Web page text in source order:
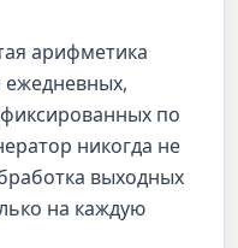
арифметика
ежедневных,
по
никогда не
выходных
на каждую